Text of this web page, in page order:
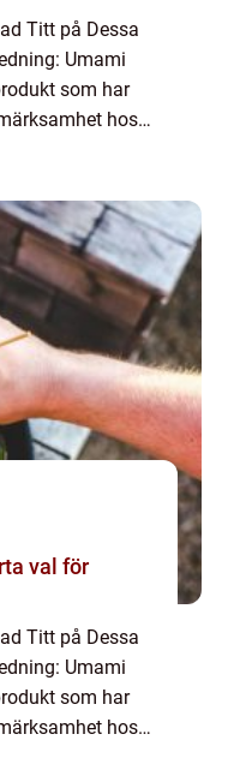
Titt på Dessa
Umami
som har
hos
Titt på Dessa
Umami
som har
hos